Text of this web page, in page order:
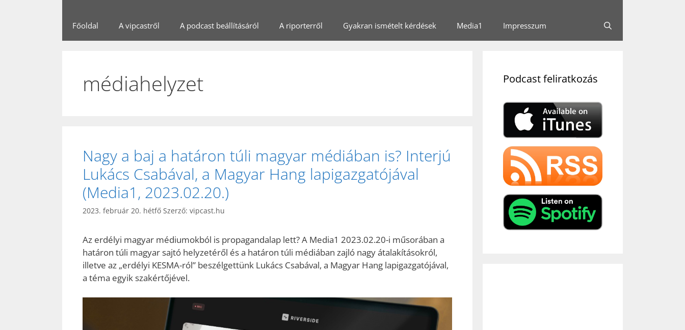
Főoldal A vipcastről A podcast beállításáról A riporterről Gyakran ismételt kérdések Media1 Impresszum
médiahelyzet
Nagy a baj a határon túli magyar médiában is? Interjú
Lukács Csabával, a Magyar Hang lapigazgatójával
(Media1, 2023.02.20.)
2023. február 20. hétfő Szerző: vipcast.hu
Az erdélyi magyar médiumokból is propagandalap lett? A Media1 2023.02.20-i műsorában a
határon túli magyar sajtó helyzetéről és a határon túli médiában zajló nagy átalakításokról,
illetve az „erdélyi KESMA-ról” beszélgettünk Lukács Csabával, a Magyar Hang lapigazgatójával,
a téma egyik szakértőjével.
Podcast feliratkozás